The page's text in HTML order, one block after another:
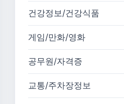
건강정보/건강식품
게임/만화/영화
공무원/자격증
교통/주차장정보